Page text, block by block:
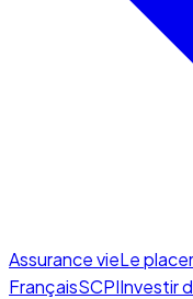
Assurance vieLe
FrançaisSCPIInvestir